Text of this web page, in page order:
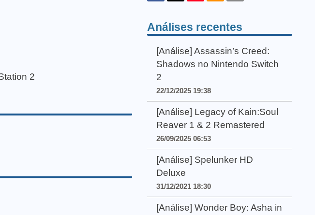
2
Análises recentes
[Análise] Assassin’s Creed:
Shadows no Nintendo Switch
2
22/12/2025 19:38
[Análise] Legacy of Kain:Soul
Reaver 1 & 2 Remastered
26/09/2025 06:53
[Análise] Spelunker HD
Deluxe
31/12/2021 18:30
[Análise] Wonder Boy: Asha in